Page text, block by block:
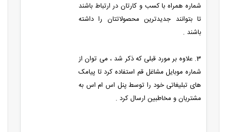
شماره همراه با کسب و کارتان در ارتباط باشند
تا بتوانند جدیدترین محصولاتتان را داشته
باشند .
3. علاوه بر مورد قبلی که ذکر شد ، می توان از
شماره موبایل مشاغل قم استفاده کرد تا پیامک
های تبلیغاتی خود را توسط پنل اس ام اس به
مشتریان و مخاطبین ارسال کرد .